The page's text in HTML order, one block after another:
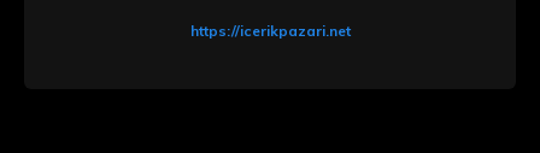
https://icerikpazari.net